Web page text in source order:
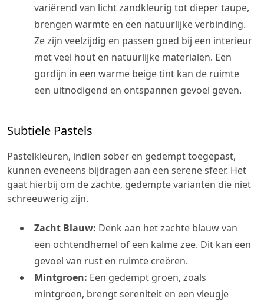
variërend van licht zandkleurig tot dieper taupe,
brengen warmte en een natuurlijke verbinding.
Ze zijn veelzijdig en passen goed bij een interieur
met veel hout en natuurlijke materialen. Een
gordijn in een warme beige tint kan de ruimte
een uitnodigend en ontspannen gevoel geven.
Subtiele Pastels
Pastelkleuren, indien sober en gedempt toegepast,
kunnen eveneens bijdragen aan een serene sfeer. Het
gaat hierbij om de zachte, gedempte varianten die niet
schreeuwerig zijn.
Zacht Blauw: Denk aan het zachte blauw van
een ochtendhemel of een kalme zee. Dit kan een
gevoel van rust en ruimte creëren.
Mintgroen: Een gedempt groen, zoals
mintgroen, brengt sereniteit en een vleugje